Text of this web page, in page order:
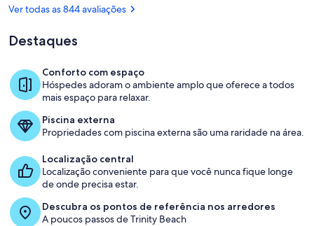
Ver todas as 844 avaliações
Destaques
Conforto com espaço
Hóspedes adoram o ambiente amplo que oferece a todos
mais espaço para relaxar.
Piscina externa
Propriedades com piscina externa são uma raridade na área.
Localização central
Localização conveniente para que você nunca fique longe
de onde precisa estar.
Descubra os pontos de referência nos arredores
A poucos passos de Trinity Beach